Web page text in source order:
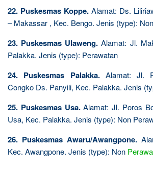
22. Puskesmas Koppe. Alamat: Ds.
– Makassar , Kec. Bengo. Jenis (type):
23. Puskesmas Ulaweng. Alamat: Jl.
Palakka. Jenis (type): Perawatan
24. Puskesmas Palakka.Alamat: Jl.
Congko Ds. Panyili, Kec. Palakka. Jenis
25. Puskesmas Usa.Alamat: Jl. Poros
Usa, Kec. Palakka. Jenis (type): Non
26. Puskesmas Awaru/Awangpone.
Kec. Awangpone. Jenis (type): Non